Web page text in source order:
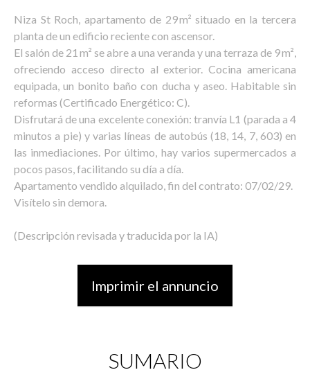
Niza St Roch, apartamento de 29 m² situado en la tercera
planta de un edificio reciente con ascensor.
El salón de 21 m² se abre a una veranda y una terraza de 9 m²,
ofreciendo acceso directo al exterior. Cocina americana
equipada, un bonito baño con ducha y aseo. Habitable sin
reformas (Certificado Energético: C).
Disfrutará de una excelente conexión: tranvía L1 (parada a 4
minutos a pie) y varias líneas de autobús (18, 14, 7, 603) en
las inmediaciones. Por último, hay varios supermercados a
pocos pasos, facilitando su día a día.
Apartamento vendido alquilado, fin del contrato: 07/02/29.
Visítelo sin demora.
(Descripción revisada y traducida por la IA)
Imprimir el annuncio
SUMARIO